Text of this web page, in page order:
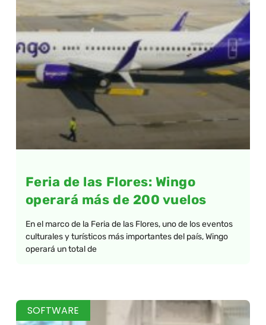
Feria de las Flores: Wingo
operará más de 200 vuelos
En el marco de la Feria de las Flores, uno de los eventos
culturales y turísticos más importantes del país, Wingo
operará un total de
SOFTWARE